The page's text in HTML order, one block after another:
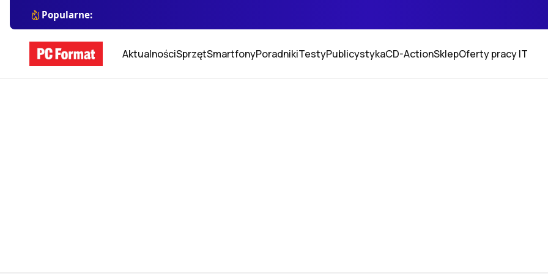
Popularne:
AktualnościSprzętSmartfonyPoradnikiTestyPublicystykaCD-ActionSklepOferty pracy IT